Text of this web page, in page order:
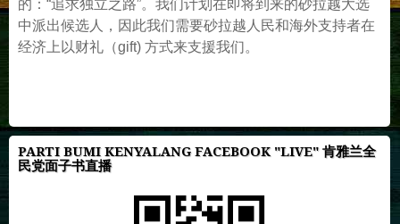
的：“追求独立之路”。我们计划在即将到来的砂拉越大选
中派出候选人，因此我们需要砂拉越人民和海外支持者在
经济上以财礼（gift) 方式来支援我们。
PARTI BUMI KENYALANG FACEBOOK "LIVE" 肯雅兰全
民党面子书直播